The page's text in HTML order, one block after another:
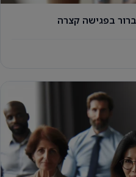
בפגישה קצרה